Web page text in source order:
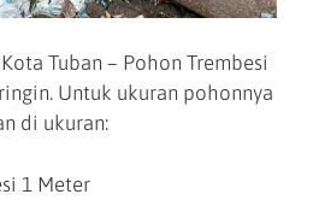
Tuban – Pohon Trembesi
Untuk ukuran pohonnya
di ukuran:
1 Meter